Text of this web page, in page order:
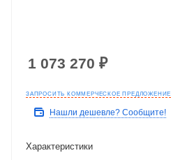
1 073 270 ₽
ЗАПРОСИТЬ КОММЕРЧЕСКОЕ ПРЕДЛОЖЕНИЕ
Нашли дешевле? Сообщите!
Характеристики